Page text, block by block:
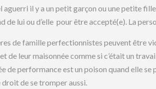
il y a un petit garçon ou une petite
de lui ou d’elle pour être accepté(e). La
de famille perfectionnistes peuvent être
de leur maisonnée comme si c’était un
de performance est un poison quand elle se
de se tromper aussi.